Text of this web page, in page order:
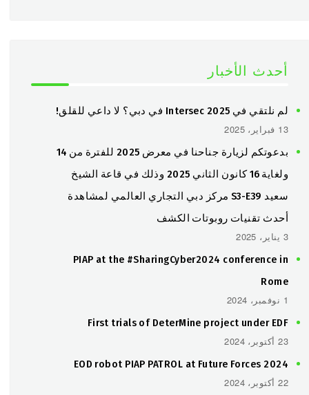
أحدث الأخبار
لم نلتقي في Intersec 2025 في دبي؟ لا داعي للقلق!
13 فبراير، 2025
بدعوتكم لزيارة جناحنا في معرض 2025 للفترة من 14
ولغاية 16 كانون الثاني 2025 وذلك في قاعة الشيخ
سعيد S3-E39 مركز دبي التجاري العالمي لمشاهدة
أحدث تقنيات روبوتات الكشف
3 يناير، 2025
PIAP at the #SharingCyber2024 conference in
Rome
1 نوفمبر، 2024
First trials of DeterMine project under EDF
23 أكتوبر، 2024
EOD robot PIAP PATROL at Future Forces 2024
22 أكتوبر، 2024